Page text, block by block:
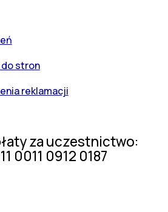
stron
reklamacji
za uczestnictwo:
0011 0912 0187